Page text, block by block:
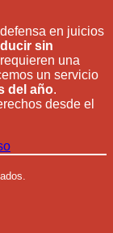
en juicios
sin
una
un servicio
del año.
desde el